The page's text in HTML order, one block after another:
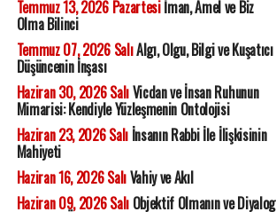
Temmuz 13, 2026 Pazartesiİman, Amel ve Biz
Olma Bilinci
Temmuz 07, 2026 SalıAlgı, Olgu, Bilgi ve Kuşatıcı
Düşüncenin İnşası
Haziran 30, 2026 SalıVicdan ve İnsan Ruhunun
Mimarisi: Kendiyle Yüzleşmenin Ontolojisi
Haziran 23, 2026 Salıİnsanın Rabbi İle İlişkisinin
Mahiyeti
Haziran 16, 2026 SalıVahiy ve Akıl
Haziran 09, 2026 SalıObjektif Olmanın ve Diyalog